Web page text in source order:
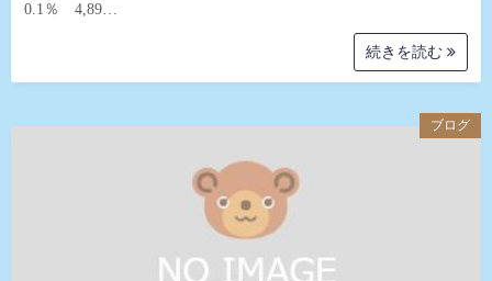
0.1％ 4,89…
続きを読む
ブログ